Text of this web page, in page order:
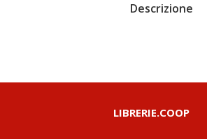
Descrizione
LIBRERIE.COOP